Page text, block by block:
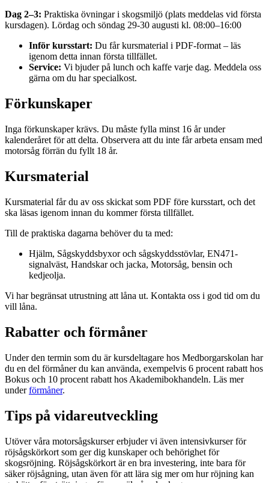
Dag 2–3: Praktiska övningar i skogsmiljö (plats meddelas vid första
kursdagen). Lördag och söndag 29-30 augusti kl. 08:00–16:00
Inför kursstart: Du får kursmaterial i PDF-format – läs
igenom detta innan första tillfället.
Service: Vi bjuder på lunch och kaffe varje dag. Meddela oss
gärna om du har specialkost.
Förkunskaper
Inga förkunskaper krävs. Du måste fylla minst 16 år under
kalenderåret för att delta. Observera att du inte får arbeta ensam med
motorsåg förrän du fyllt 18 år.
Kursmaterial
Kursmaterial får du av oss skickat som PDF före kursstart, och det
ska läsas igenom innan du kommer första tillfället.
Till de praktiska dagarna behöver du ta med:
Hjälm, Sågskyddsbyxor och sågskyddsstövlar, EN471-
signalväst, Handskar och jacka, Motorsåg, bensin och
kedjeolja.
Vi har begränsat utrustning att låna ut. Kontakta oss i god tid om du
vill låna.
Rabatter och förmåner
Under den termin som du är kursdeltagare hos Medborgarskolan har
du en del förmåner du kan använda, exempelvis 6 procent rabatt hos
Bokus och 10 procent rabatt hos Akademibokhandeln. Läs mer
underförmåner.
Tips på vidareutveckling
Utöver våra motorsågskurser erbjuder vi även intensivkurser för
röjsågskörkort som ger dig kunskaper och behörighet för
skogsröjning. Röjsågskörkort är en bra investering, inte bara för
säker röjsågning, utan även för att lära sig mer om hur röjning kan